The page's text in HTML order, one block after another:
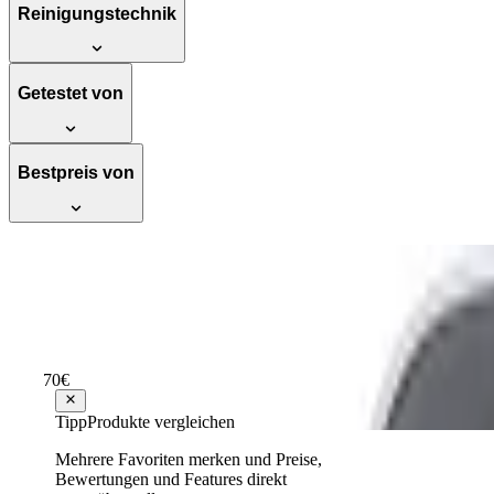
Reinigungstechnik
Getestet von
Bestpreis von
Panasonic KX-TG6821 Single Analog-
Varianten
70€
42,31 €
Panasonic Slow Juicer MJ-L700KXE
TippProdukte vergleichen
Mehrere Favoriten merken und Preise,
Bewertungen und Features direkt